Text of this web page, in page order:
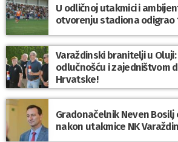
U odličnoj utakmici i
otvorenju stadiona odigrao
Varaždinski branitelji u
odlučnošću i zajedništvom
Hrvatske!
Gradonačelnik Neven
nakon utakmice NK